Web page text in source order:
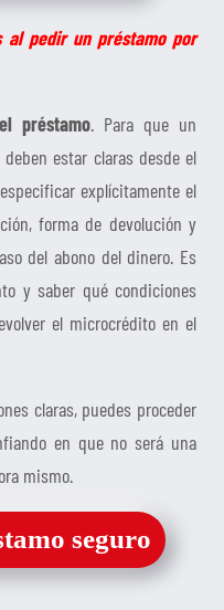
al pedir un préstamo por
préstamo. Para que un
estar claras desde el
explícitamente el
forma de devolución y
del abono del dinero. Es
y saber qué condiciones
el microcrédito en el
claras, puedes proceder
en que no será una
mismo.
seguro